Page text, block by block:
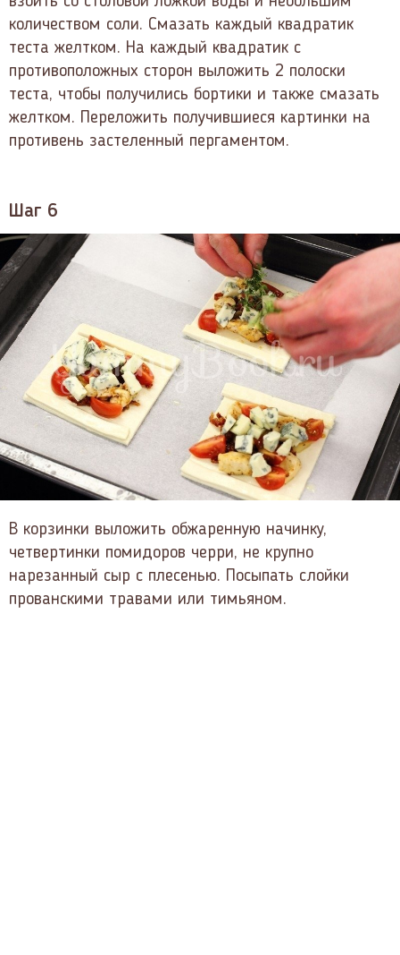
количеством соли. Смазать каждый квадратик
теста желтком. На каждый квадратик с
противоположных сторон выложить 2 полоски
теста, чтобы получились бортики и также смазать
желтком. Переложить получившиеся картинки на
противень застеленный пергаментом.
Шаг 6
В корзинки выложить обжаренную начинку,
четвертинки помидоров черри, не крупно
нарезанный сыр с плесенью. Посыпать слойки
прованскими травами или тимьяном.